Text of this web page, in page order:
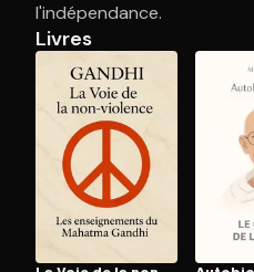
Ouvre l'app
l'indépendance.
Livres